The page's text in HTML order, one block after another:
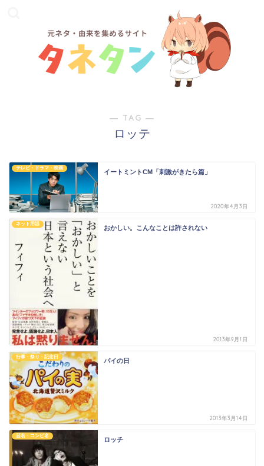
― TAG ―
ロッテ
テレビ・ドラマ・映画
イートミントCM「刺激がきたら篇」
2020年4月3日
ネット用語
おかしい。こんなことは許されない
2013年9月1日
行事・祭り・記念日
パイの日
2013年3月14日
芸名・コンビ名
ロッチ